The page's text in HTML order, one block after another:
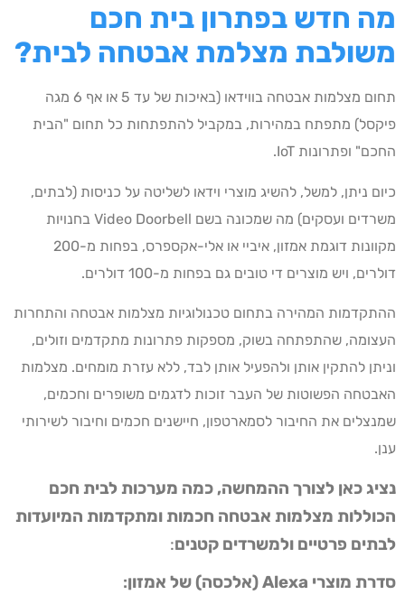
מה חדש בפתרון בית חכם
משולבת מצלמת אבטחה לבית?
תחום מצלמות אבטחה בווידאו (באיכות של עד 5 או אף 6 מגה
פיקסל) מתפתח במהירות, במקביל להתפתחות כל תחום "הבית
החכם" ופתרונות IoT.
כיום ניתן, למשל, להשיג מוצרי וידאו לשליטה על כניסות (לבתים,
משרדים ועסקים) מה שמכונה בשם Video Doorbell בחנויות
מקוונות דוגמת אמזון, איביי או אלי-אקספרס, בפחות מ-200
דולרים, ויש מוצרים די טובים גם בפחות מ-100 דולרים.
ההתקדמות המהירה בתחום טכנולוגיות מצלמות אבטחה והתחרות
העצומה, שהתפתחה בשוק, מספקות פתרונות מתקדמים וזולים,
וניתן להתקין אותן ולהפעיל אותן לבד, ללא עזרת מומחים. מצלמות
האבטחה הפשוטות של העבר זוכות לדגמים משופרים וחכמים,
שמנצלים את החיבור לסמארטפון, חיישנים חכמים וחיבור לשירותי
ענן.
נציג כאן לצורך ההמחשה, כמה מערכות לבית חכם
הכוללות מצלמות אבטחה חכמות ומתקדמות המיועדות
לבתים פרטיים ולמשרדים קטנים:
סדרת מוצרי Alexa(אלכסה) של אמזון: